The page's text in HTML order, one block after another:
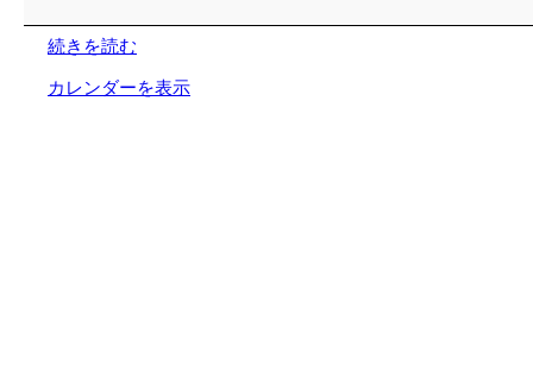
続きを読む
カレンダーを表示